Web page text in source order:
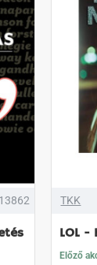
13862 TKK
LOL -
Előző